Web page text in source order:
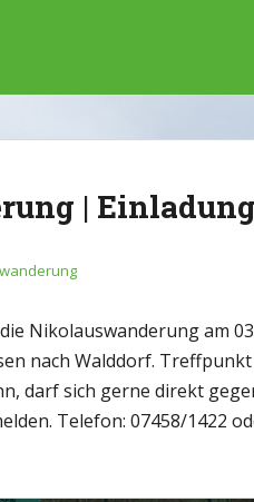
| Einladung
Nikolauswanderung am
nach Walddorf.
darf sich gerne direkt
Telefon: 07458/1422